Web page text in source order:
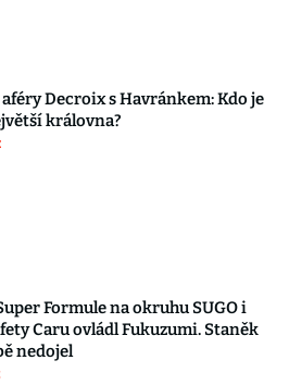
Decroix s Havránkem: Kdo je
královna?
Formule na okruhu SUGO i
Caru ovládl Fukuzumi. Staněk
nedojel